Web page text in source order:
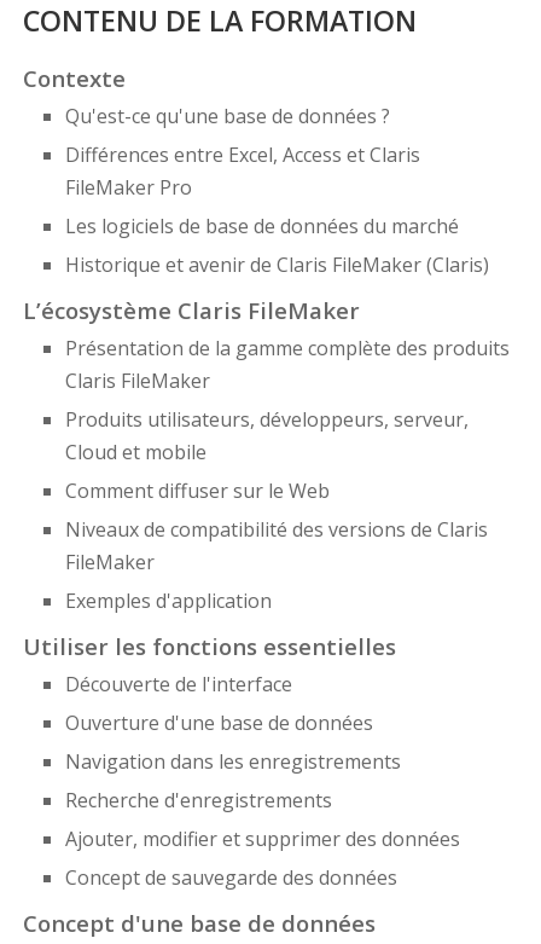
CONTENU DE LA FORMATION
Contexte
Qu'est-ce qu'une base de données ?
Différences entre Excel, Access et Claris
FileMaker Pro
Les logiciels de base de données du marché
Historique et avenir de Claris FileMaker (Claris)
L’écosystème Claris FileMaker
Présentation de la gamme complète des produits
Claris FileMaker
Produits utilisateurs, développeurs, serveur,
Cloud et mobile
Comment diffuser sur le Web
Niveaux de compatibilité des versions de Claris
FileMaker
Exemples d'application
Utiliser les fonctions essentielles
Découverte de l'interface
Ouverture d'une base de données
Navigation dans les enregistrements
Recherche d'enregistrements
Ajouter, modifier et supprimer des données
Concept de sauvegarde des données
Concept d'une base de données